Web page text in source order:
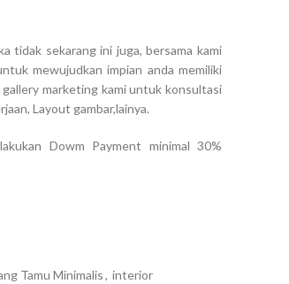
tidak sekarang ini juga, bersama kami
mewujudkan impian anda memiliki
marketing kami untuk konsultasi
Layout gambar,lainya.
Dowm Payment minimal 30%
Tamu Minimalis, interior